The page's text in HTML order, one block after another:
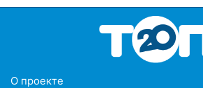
O проекте